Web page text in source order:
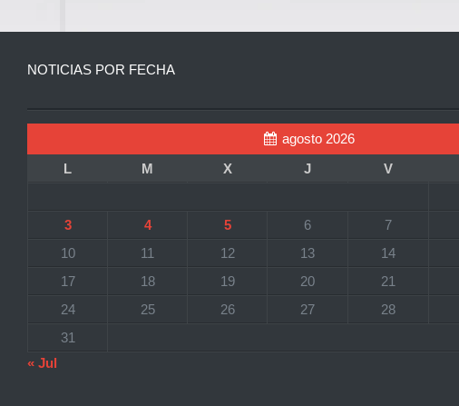
NOTICIAS POR FECHA
agosto 2026
L
M X J V
3
4 5 6 7
10
11 12 13 14
17
18 19 20 21
24
25 26 27 28
31
« Jul